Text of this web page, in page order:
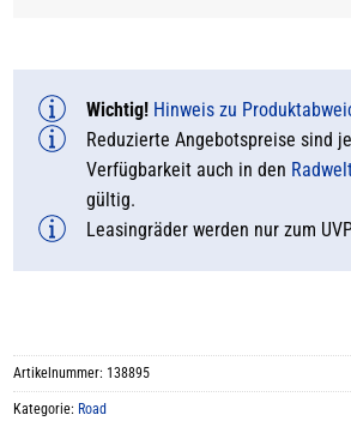
Wichtig! Hinweis zu
Reduzierte Angebotspreise sind
Verfügbarkeit auch in den
gültig.
Leasingräder werden nur zum
Artikelnummer: 138895
Kategorie: Road